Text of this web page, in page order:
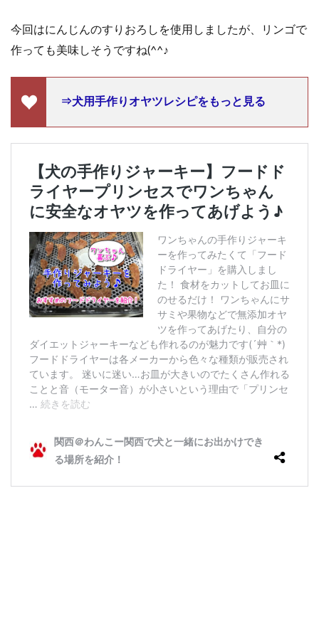
今回はにんじんのすりおろしを使用しましたが、リンゴで
作っても美味しそうですね(^^♪
⇒犬用手作りオヤツレシピをもっと見る